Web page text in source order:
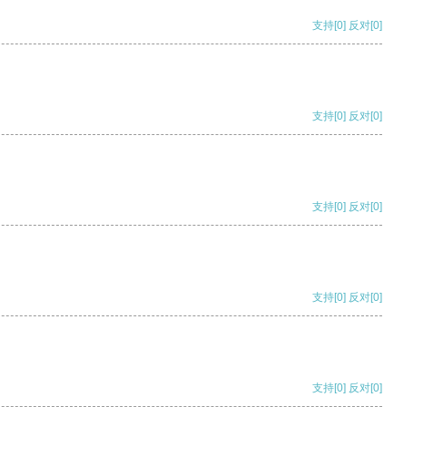
支持[0] 反对[0]
支持[0] 反对[0]
支持[0] 反对[0]
支持[0] 反对[0]
支持[0] 反对[0]